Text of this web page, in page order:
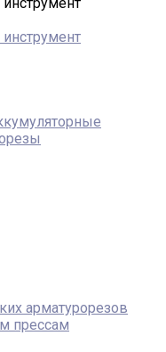
арматурорезов
прессам